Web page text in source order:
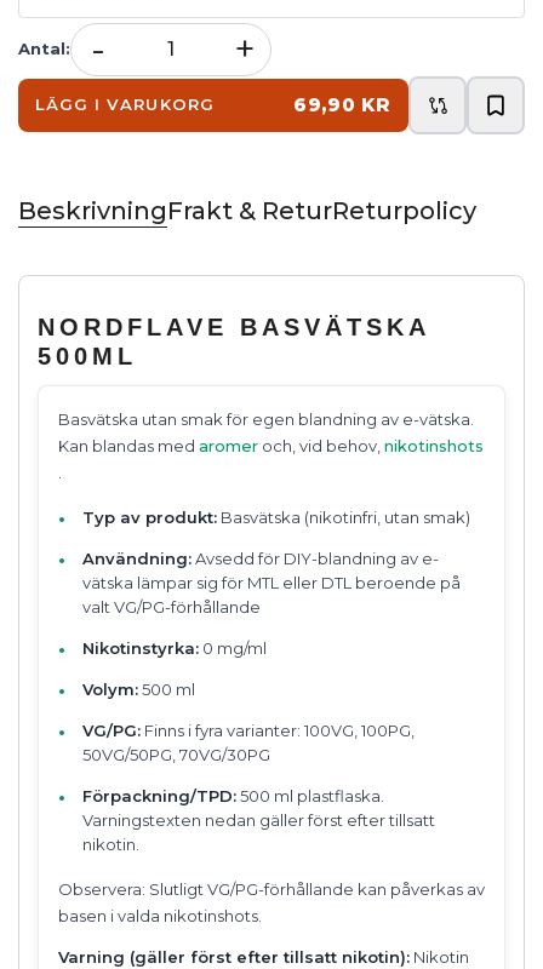
Antal: - +
LÄGG I VARUKORG 69,90 KR
BeskrivningFrakt & ReturReturpolicy
NORDFLAVE BASVÄTSKA
500ML
Basvätska utan smak för egen blandning av e-vätska.
Kan blandas med aromer och, vid behov, nikotinshots
Typ av produkt: Basvätska (nikotinfri, utan smak)
Användning:Avsedd för DIY-blandning av e-
vätska lämpar sig för MTL eller DTL beroende på
valt VG/PG-förhållande
Nikotinstyrka: 0 mg/ml
Volym:500 ml
VG/PG: Finns i fyra varianter: 100VG, 100PG,
50VG/50PG, 70VG/30PG
Förpackning/TPD:500 ml plastflaska.
Varningstexten nedan gäller först efter tillsatt
nikotin.
Observera: Slutligt VG/PG-förhållande kan påverkas av
basen i valda nikotinshots.
Varning (gäller först efter tillsatt nikotin): Nikotin